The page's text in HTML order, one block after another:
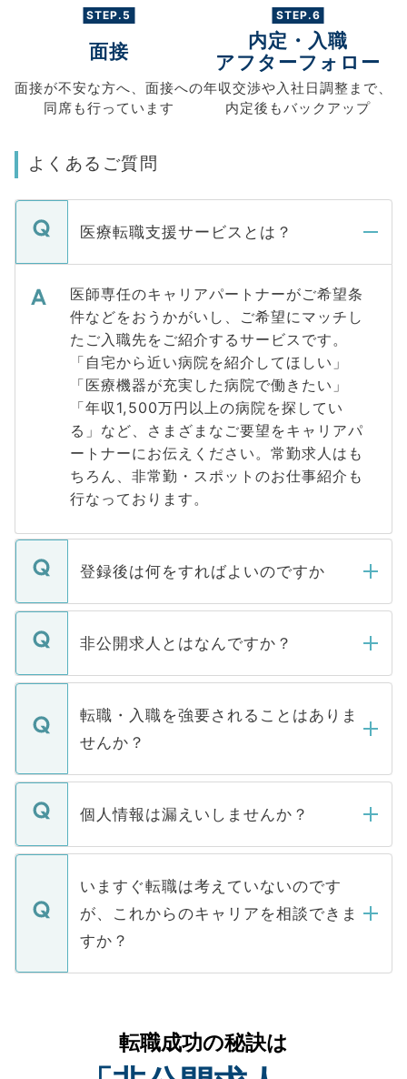
STEP.5
面接
面接が不安な方へ、 面接への
同席も行っています
STEP.6
内定・入職
アフターフォロー
年収交渉や入社日調整まで、
内定後もバックアップ
よくあるご質問
医療転職支援サービスとは？
医師専任のキャリアパートナーがご希望条
件などをおうかがいし、ご希望にマッチし
たご入職先をご紹介するサービスです。
「自宅から近い病院を紹介してほしい」
「医療機器が充実した病院で働きたい」
「年収1,500万円以上の病院を探してい
る」など、さまざまなご要望をキャリアパ
ートナーにお伝えください。常勤求人はも
ちろん、非常勤・スポットのお仕事紹介も
行なっております。
登録後は何をすればよいのですか
ご登録いただきましたら、弊社担当者がご
登録内容を確認し、その後メールもしくは
ます。通常、5営業日以内にはご連絡をせて
いただきますので、しばらくお待ちくださ
非公開求人とはなんですか？
マイナビDOCTORで取り扱っている求人の
うち約3割は、Webサイトからご覧いただ
けない「非公開求人」です。非公開求人は
下記の理由によって、一般には公開してい
ません。
■応募殺到を避けるため 人気のある医療機
関を公にしてしまうと、応募が殺到する場
に、医療機関が求める条件に合った人材の
みを人材紹介会社に依頼するケースが増え
ています。
転職・入職を強要されることはありま
せんか？
転職・入職を強要することは一切ありませ
ん。また、仮に応募先から内定をいただい
定を承諾する必要はありません。内定先へ
の辞退の連絡はキャリアパートナーが行い
個人情報は漏えいしませんか？
個人情報が漏えいすることはありませんの
で、ご安心ください。当サイトからの登録
などで収集したご登録者様の個人情報は、
ご本人のキャリアアップおよび転職活動の
支援を目的に使用いたします。お預かりし
ているすべての個人データはご本人の許可
は、個人情報の取り扱いについての厳密な
管理基準を満たした事業者のみに付与され
いますぐ転職は考えていないのです
が、これからのキャリアを相談できま
すか？
かがいして、現在の医療機関の状況や紹介
経験をまじえながら、適切なアドバイスを
転職成功の秘訣は